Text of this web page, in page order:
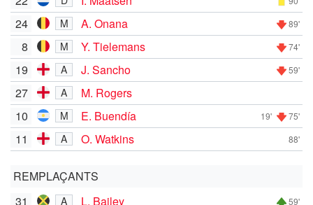
24 M A. Onana 89'
8 M Y. Tielemans 74'
19 A J. Sancho 59'
27 A
M. Rogers
10
M E. Buendía 19' 75'
11 A O. Watkins 88'
REMPLAÇANTS
31
A L. Bailey 59'